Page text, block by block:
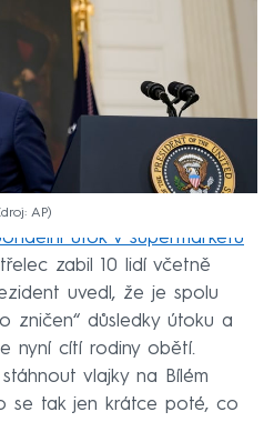
AP
útok v supermarketu
zabil 10 lidí včetně
uvedl, že je spolu
zničen“ důsledky útoku a
nyní cítí rodiny obětí.
vlajky na Bílém
se tak jen krátce poté, co